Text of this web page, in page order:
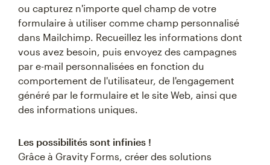
ou capturez n'importe quel champ de votre
formulaire à utiliser comme champ personnalisé
dans Mailchimp. Recueillez les informations dont
vous avez besoin, puis envoyez des campagnes
par e-mail personnalisées en fonction du
comportement de l'utilisateur, de l'engagement
généré par le formulaire et le site Web, ainsi que
des informations uniques.
Les possibilités sont infinies !
Grâce à Gravity Forms, créer des solutions